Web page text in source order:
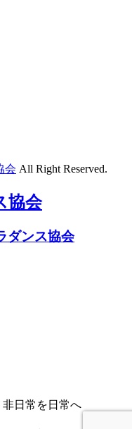
会 All Right Reserved.
日常を日常へ